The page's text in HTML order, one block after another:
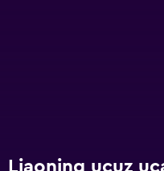
Liaoning ucuz